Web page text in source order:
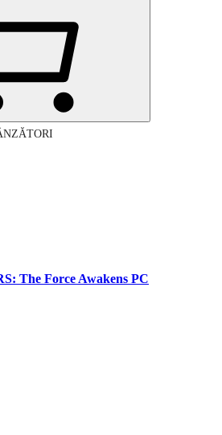
The Force Awakens PC